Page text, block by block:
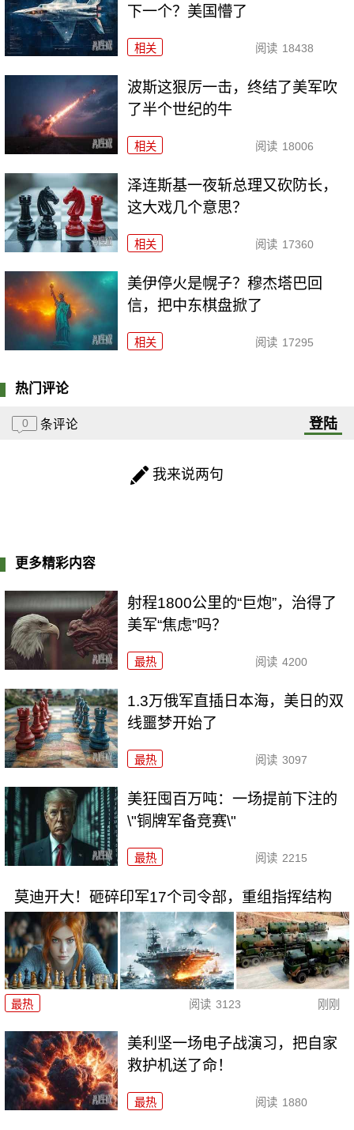
下一个？美国懵了
相关 阅读 18438
波斯这狠厉一击，终结了美军吹
了半个世纪的牛
相关 阅读 18006
泽连斯基一夜斩总理又砍防长，
这大戏几个意思？
相关 阅读 17360
美伊停火是幌子？穆杰塔巴回
信，把中东棋盘掀了
相关 阅读 17295
热门评论
0 条评论 登陆
我来说两句
更多精彩内容
射程1800公里的“巨炮”，治得了
美军“焦虑”吗？
最热 阅读 4200
1.3万俄军直插日本海，美日的双
线噩梦开始了
最热 阅读 3097
美狂囤百万吨：一场提前下注的
\"铜牌军备竞赛\"
最热 阅读 2215
莫迪开大！砸碎印军17个司令部，重组指挥结构
最热 阅读 3123 刚刚
美利坚一场电子战演习，把自家
救护机送了命！
最热 阅读 1880